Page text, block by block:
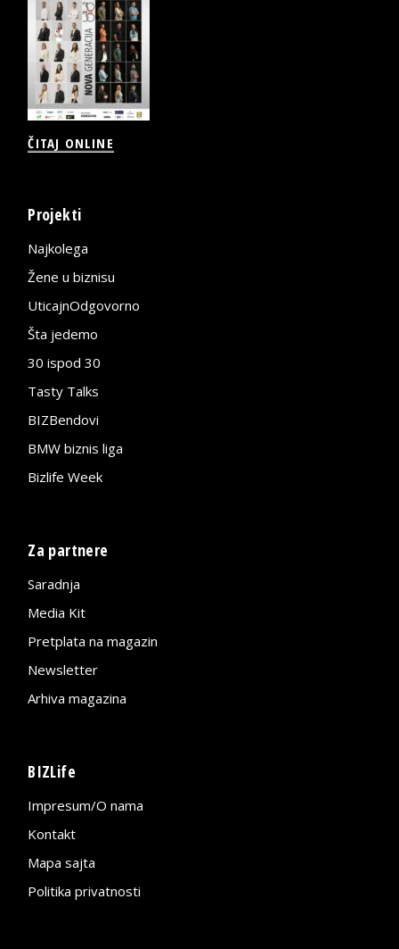
ČITAJ ONLINE
Projekti
Najkolega
Žene u biznisu
UticajnOdgovorno
Šta jedemo
30 ispod 30
Tasty Talks
BIZBendovi
BMW biznis liga
Bizlife Week
Za partnere
Saradnja
Media Kit
Pretplata na magazin
Newsletter
Arhiva magazina
BIZLife
Impresum/O nama
Kontakt
Mapa sajta
Politika privatnosti